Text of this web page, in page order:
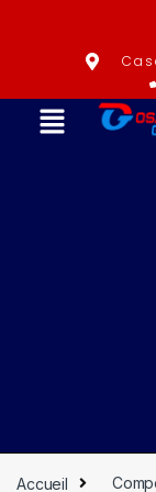
Accueil